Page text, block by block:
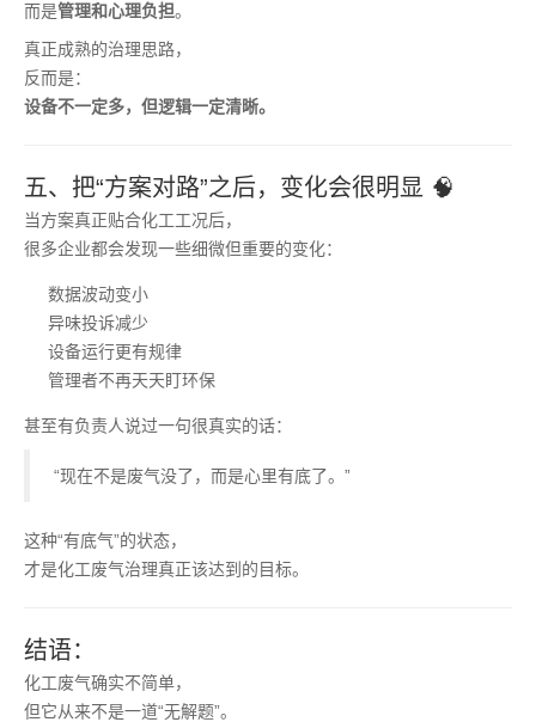
而是管理和心理负担。
真正成熟的治理思路，
反而是：
设备不一定多，但逻辑一定清晰。
五、把“方案对路”之后，变化会很明显 🧠
当方案真正贴合化工工况后，
很多企业都会发现一些细微但重要的变化：
数据波动变小
异味投诉减少
设备运行更有规律
管理者不再天天盯环保
甚至有负责人说过一句很真实的话：
“现在不是废气没了，而是心里有底了。”
这种“有底气”的状态，
才是化工废气治理真正该达到的目标。
结语：
化工废气确实不简单，
但它从来不是一道“无解题”。